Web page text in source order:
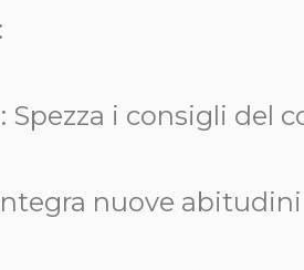
:
: Spezza i consigli del
nuove